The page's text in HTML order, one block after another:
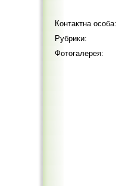
Контактна особа:
Рубрики:
Фотогалерея: